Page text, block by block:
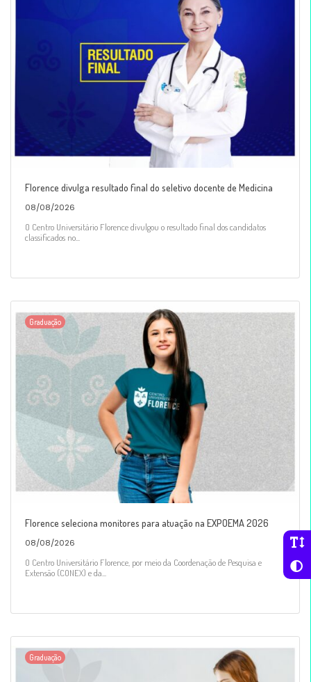
Florence divulga resultado final do seletivo docente de Medicina
08/08/2026
O Centro Universitário Florence divulgou o resultado final dos candidatos
classificados no...
Graduação
Florence seleciona monitores para atuação na EXPOEMA 2026
08/08/2026
O Centro Universitário Florence, por meio da Coordenação de Pesquisa e
Extensão (CONEX) e da...
Graduação